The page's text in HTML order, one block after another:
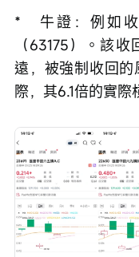
*   牛證：例如
（63175）。該
遠，被強制收回
際，其6.1倍的實際